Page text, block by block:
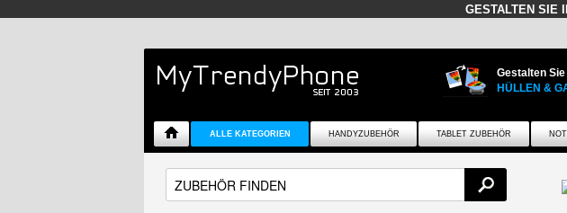
GESTALTEN SIE
Gestalten Sie
HÜLLEN &
ALLE KATEGORIEN HANDYZUBEHÖR TABLET ZUBEHÖR